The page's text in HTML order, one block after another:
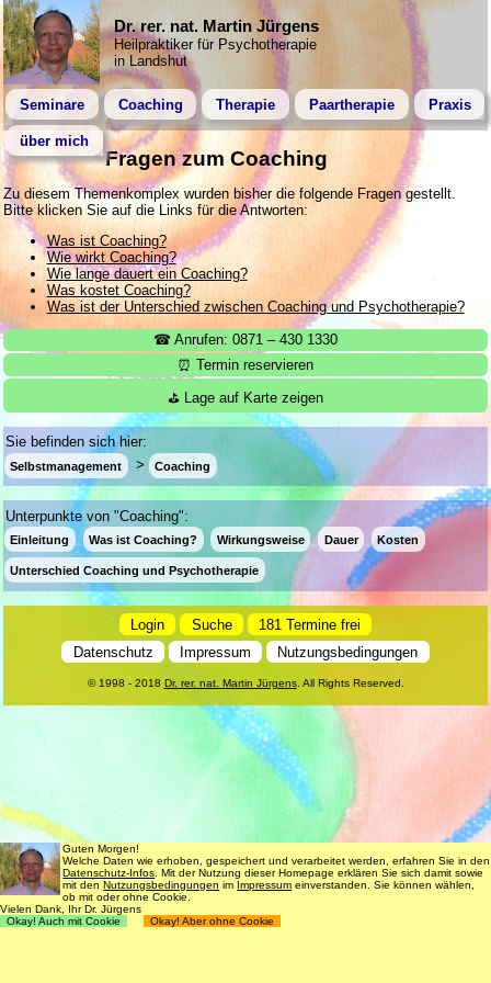
Dr. rer. nat. Martin Jürgens
Heilpraktiker für Psychotherapie
in Landshut
Seminare Coaching Therapie Paartherapie Praxis
über mich
Fragen zum Coaching
Zu diesem Themenkomplex wurden bisher die folgende Fragen gestellt.
Bitte klicken Sie auf die Links für die Antworten:
Was ist Coaching?
Wie wirkt Coaching?
Wie lange dauert ein Coaching?
Was kostet Coaching?
Was ist der Unterschied zwischen Coaching und Psychotherapie?
☎ Anrufen: 0871 – 430 1330
⏰ Termin reservieren
⛳ Lage auf Karte zeigen
Sie befinden sich hier:
Selbstmanagement Coaching
Unterpunkte von "Coaching":
Einleitung Was ist Coaching? Wirkungsweise Dauer Kosten
Unterschied Coaching und Psychotherapie
Login Suche
181 Termine frei
Datenschutz
Impressum Nutzungsbedingungen
© 1998 - 2018 Dr. rer. nat. Martin Jürgens. All Rights Reserved.
Guten Morgen!
Welche Daten wie erhoben, gespeichert und verarbeitet werden, erfahren Sie in den
Datenschutz-Infos . Mit der Nutzung dieser Homepage erklären Sie sich damit sowie
mit denNutzungsbedingungen im Impressum einverstanden. Sie können wählen,
ob mit oder ohne Cookie.
Vielen Dank, Ihr Dr. Jürgens
Okay! Auch mit Cookie
Okay! Aber ohne Cookie